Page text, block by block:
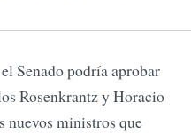
Senado podría aprobar
Rosenkrantz y Horacio
nuevos ministros que